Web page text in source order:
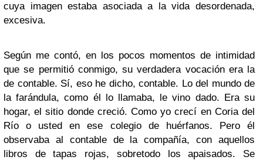
cuya imagen estaba asociada a la vida desordenada,
excesiva.
Según me contó, en los pocos momentos de intimidad
que se permitió conmigo, su verdadera vocación era la
de contable. Sí, eso he dicho, contable. Lo del mundo de
la farándula, como él lo llamaba, le vino dado. Era su
hogar, el sitio donde creció. Como yo crecí en Coria del
Río o usted en ese colegio de huérfanos. Pero él
observaba al contable de la compañía, con aquellos
libros de tapas rojas, sobretodo los apaisados. Se